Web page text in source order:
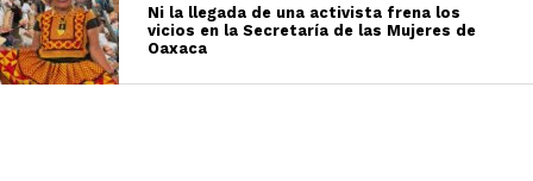
Ni la llegada de una activista frena los
vicios en la Secretaría de las Mujeres de
Oaxaca